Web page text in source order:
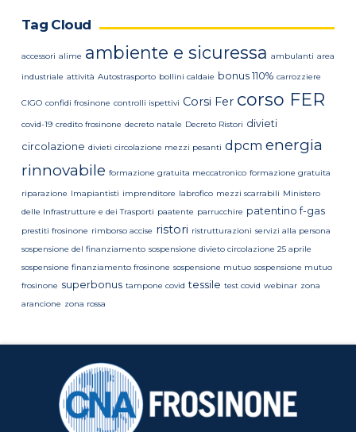
Tag Cloud
accessori alime ambiente e sicuressa ambulanti area
industriale attività Autostrasporto bollini caldaie bonus 110% carrozziere
CIGO confidi frosinone controlli ispettivi Corsi Fer corso FER
covid-19 credito frosinone decreto natale Decreto Ristori divieti
circolazione divieti circolazione mezzi pesanti dpcm energia
rinnovabile formazione gratuita meccatronico formazione gratuita
riparazione Imapiantisti imprenditore labrofico mezzi scarrabili Ministero
delle Infrastrutture e dei Trasporti paatente parrucchire patentino f-gas
prestiti frosinone rimborso accise ristori ristrutturazioni servizi alla persona
sospensione del finanziamento sospensione divieto circolazione 25 aprile
sospensione finanziamento frosinone sospensione mutuo sospensione mutuo
frosinone superbonus tampone covid tessile test covid webinar zona
arancione zona rossa